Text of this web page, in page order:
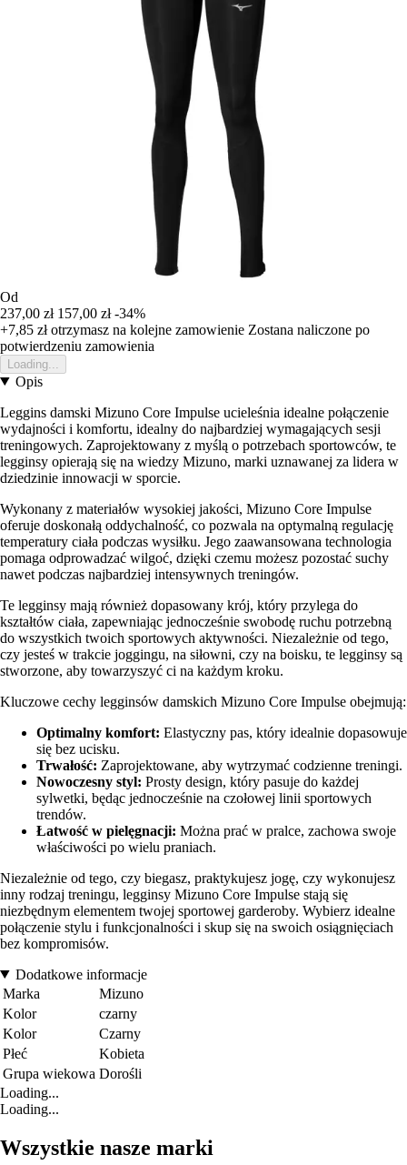
Od
237,00 zł 157,00 zł -34%
+7,85 złotrzymasz na kolejne zamowienie Zostana naliczone po
potwierdzeniu zamowienia
Loading...
Opis
Leggins damski Mizuno Core Impulse ucieleśnia idealne połączenie
wydajności i komfortu, idealny do najbardziej wymagających sesji
treningowych. Zaprojektowany z myślą o potrzebach sportowców, te
legginsy opierają się na wiedzy Mizuno, marki uznawanej za lidera w
dziedzinie innowacji w sporcie.
Wykonany z materiałów wysokiej jakości, Mizuno Core Impulse
oferuje doskonałą oddychalność, co pozwala na optymalną regulację
temperatury ciała podczas wysiłku. Jego zaawansowana technologia
pomaga odprowadzać wilgoć, dzięki czemu możesz pozostać suchy
nawet podczas najbardziej intensywnych treningów.
Te legginsy mają również dopasowany krój, który przylega do
kształtów ciała, zapewniając jednocześnie swobodę ruchu potrzebną
do wszystkich twoich sportowych aktywności. Niezależnie od tego,
czy jesteś w trakcie joggingu, na siłowni, czy na boisku, te legginsy są
stworzone, aby towarzyszyć ci na każdym kroku.
Kluczowe cechy legginsów damskich Mizuno Core Impulse obejmują:
Optimalny komfort: Elastyczny pas, który idealnie dopasowuje
się bez ucisku.
Trwałość: Zaprojektowane, aby wytrzymać codzienne treningi.
Nowoczesny styl: Prosty design, który pasuje do każdej
sylwetki, będąc jednocześnie na czołowej linii sportowych
trendów.
Łatwość w pielęgnacji: Można prać w pralce, zachowa swoje
właściwości po wielu praniach.
Niezależnie od tego, czy biegasz, praktykujesz jogę, czy wykonujesz
inny rodzaj treningu, legginsy Mizuno Core Impulse stają się
niezbędnym elementem twojej sportowej garderoby. Wybierz idealne
połączenie stylu i funkcjonalności i skup się na swoich osiągnięciach
bez kompromisów.
Dodatkowe informacje
Marka
Mizuno
Kolor
czarny
Kolor
Czarny
Płeć
Kobieta
Grupa wiekowa Dorośli
Loading...
Loading...
Wszystkie nasze marki